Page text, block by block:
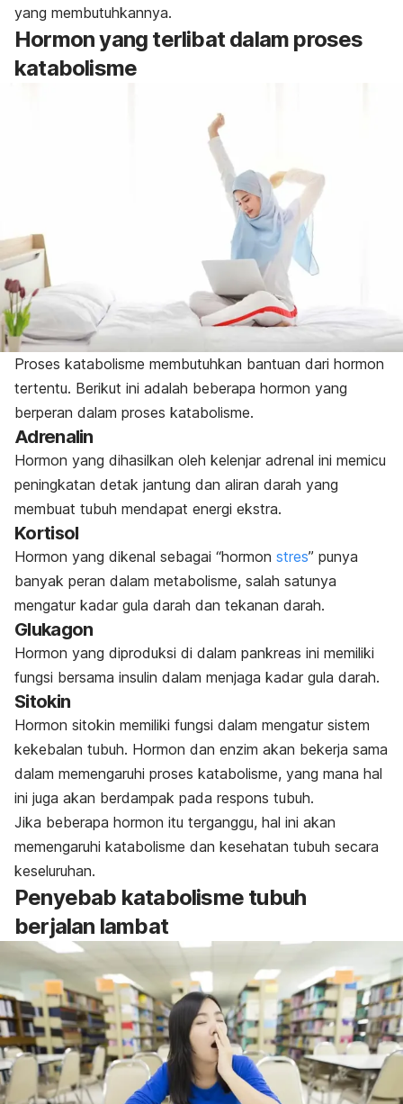
yang membutuhkannya.
Hormon yang terlibat dalam proses
katabolisme
Proses katabolisme membutuhkan bantuan dari hormon
tertentu. Berikut ini adalah beberapa hormon yang
berperan dalam proses katabolisme.
Adrenalin
Hormon yang dihasilkan oleh kelenjar adrenal ini memicu
peningkatan detak jantung dan aliran darah yang
membuat tubuh mendapat energi ekstra.
Kortisol
Hormon yang dikenal sebagai “hormon stres” punya
banyak peran dalam metabolisme, salah satunya
mengatur kadar gula darah dan tekanan darah.
Glukagon
Hormon yang diproduksi di dalam pankreas ini memiliki
fungsi bersama insulin dalam menjaga kadar gula darah.
Sitokin
Hormon sitokin memiliki fungsi dalam mengatur sistem
kekebalan tubuh. Hormon dan enzim akan bekerja sama
dalam memengaruhi proses katabolisme, yang mana hal
ini juga akan berdampak pada respons tubuh.
Jika beberapa hormon itu terganggu, hal ini akan
memengaruhi katabolisme dan kesehatan tubuh secara
keseluruhan.
Penyebab katabolisme tubuh
berjalan lambat